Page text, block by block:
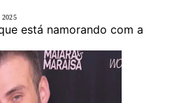
2025
está namorando com a